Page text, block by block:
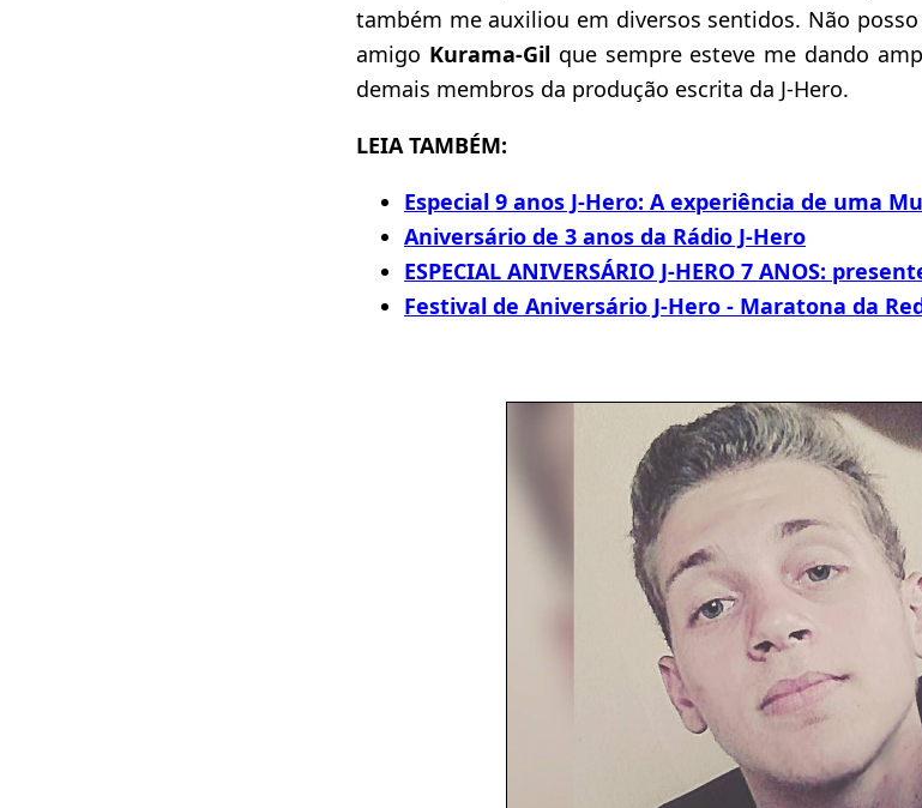
também me auxiliou em diversos sentidos. Não
amigo Kurama-Gilque sempre esteve me dando
demais membros da produção escrita da J-Hero.
LEIA TAMBÉM:
Especial 9 anos J-Hero: A experiência de uma
Aniversário de 3 anos da Rádio J-Hero
ESPECIAL ANIVERSÁRIO J-HERO 7 ANOS:
Festival de Aniversário J-Hero - Maratona da